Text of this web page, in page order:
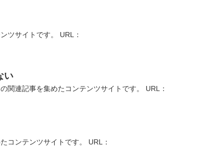
ツサイトです。 URL：
い
関連記事を集めたコンテンツサイトです。 URL：
コンテンツサイトです。 URL：